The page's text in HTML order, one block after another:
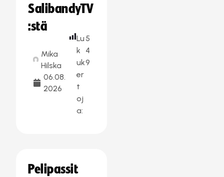
SalibandyTV
:stä
Mika
Hilska
06.08.
2026
Lu
k
uk
er
t
oj
a:
5
4
9
Pelipassit